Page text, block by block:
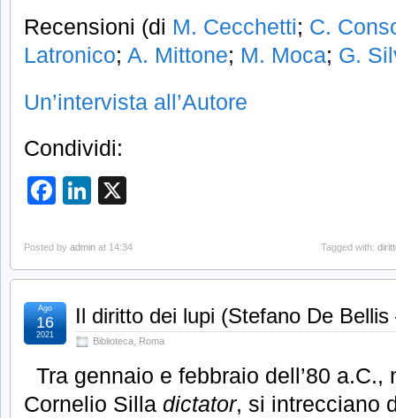
Recensioni (di M. Cecchetti; C.
Latronico; A. Mittone; M. Moca; G.
Un’intervista all’Autore
Condividi:
Facebook
LinkedIn
Posted by admin at 14:34 Tagged with:
Il diritto dei lupi (Stefano De
Biblioteca Roma
Ago
16
2021
Tra gennaio e febbraio dell’80
Cornelio Silla dictator, si intrecciano